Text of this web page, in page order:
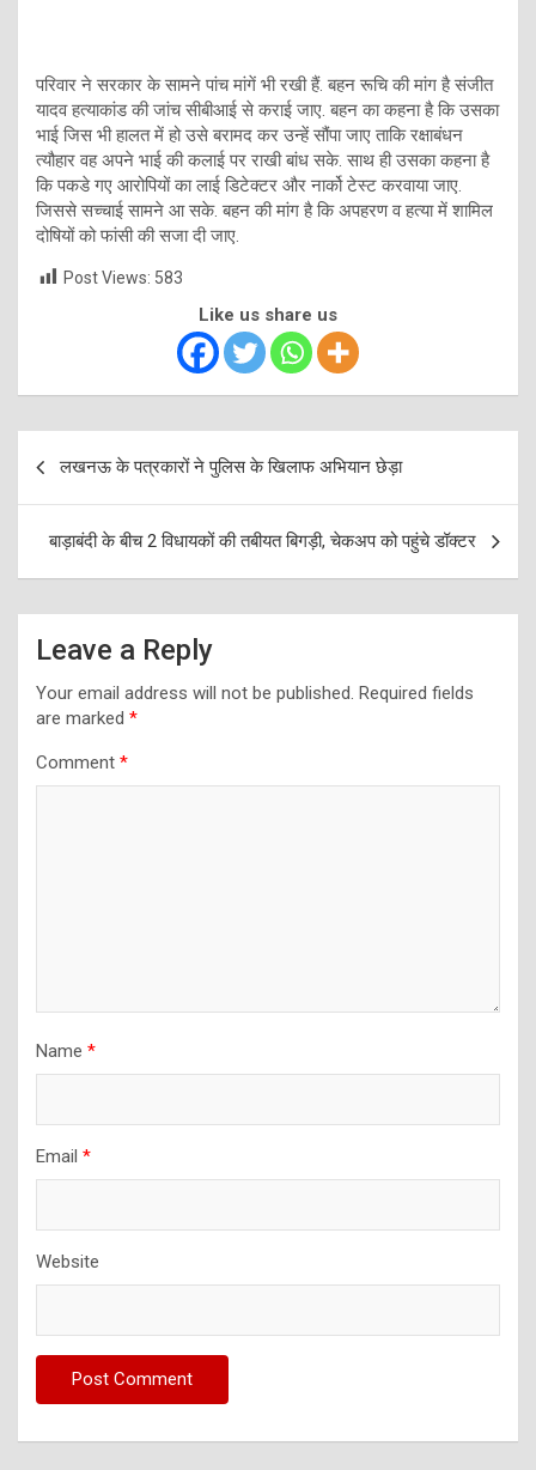
परिवार ने सरकार के सामने पांच मांगें भी रखी हैं. बहन रूचि की मांग है संजीत
यादव हत्याकांड की जांच सीबीआई से कराई जाए. बहन का कहना है कि उसका
भाई जिस भी हालत में हो उसे बरामद कर उन्हें सौंपा जाए ताकि रक्षाबंधन
त्यौहार वह अपने भाई की कलाई पर राखी बांध सके. साथ ही उसका कहना है
कि पकडे गए आरोपियों का लाई डिटेक्टर और नार्को टेस्ट करवाया जाए.
जिससे सच्चाई सामने आ सके. बहन की मांग है कि अपहरण व हत्या में शामिल
दोषियों को फांसी की सजा दी जाए.
Post Views: 583
Like us share us
navigation
लखनऊ के पत्रकारों ने पुलिस के खिलाफ अभियान छेड़ा
बाड़ाबंदी के बीच 2 विधायकों की तबीयत बिगड़ी, चेकअप को पहुंचे डॉक्टर
Leave a Reply
Your email address will not be published. Required fields
are marked *
Comment *
Name *
Email *
Website